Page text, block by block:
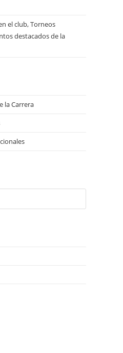
el club, Torneos
destacados de la
la Carrera